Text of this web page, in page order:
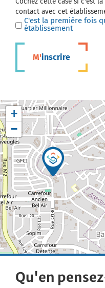
contact avec cet
C'est la première fois
établissement
M'inscrire
+
−
Qu'en